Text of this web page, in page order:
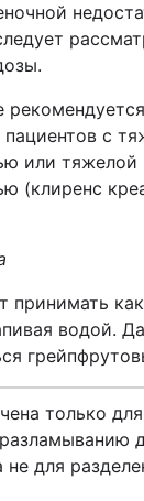
пациентов с
или тяжелой
(клиренс
принимать
водой.
только
не для